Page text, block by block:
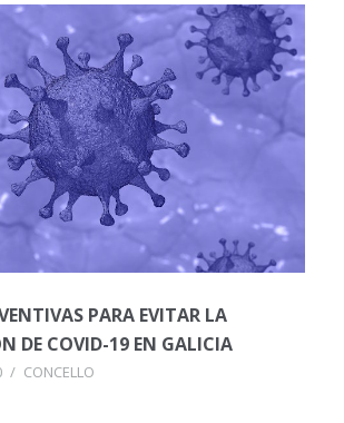
PARA EVITAR LA
DE COVID-19 EN GALICIA
/ CONCELLO